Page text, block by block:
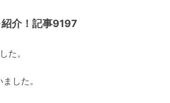
介！記事9197
た。
した。